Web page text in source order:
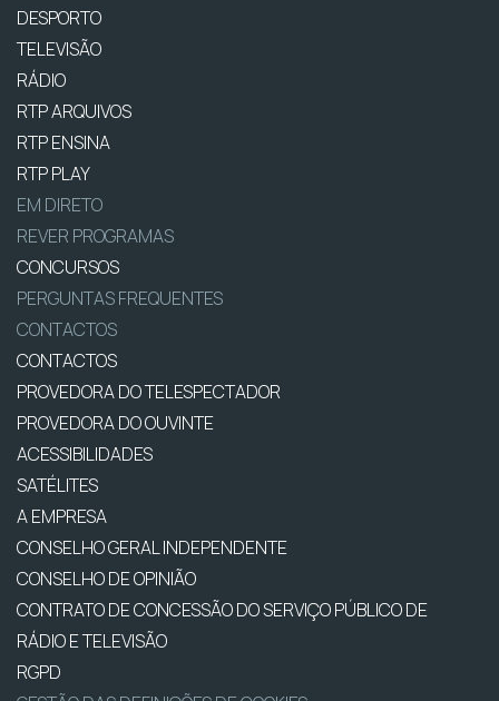
DESPORTO
TELEVISÃO
RÁDIO
RTP ARQUIVOS
RTP ENSINA
RTP PLAY
EM DIRETO
REVER PROGRAMAS
CONCURSOS
PERGUNTAS FREQUENTES
CONTACTOS
CONTACTOS
PROVEDORA DO TELESPECTADOR
PROVEDORA DO OUVINTE
ACESSIBILIDADES
SATÉLITES
A EMPRESA
CONSELHO GERAL INDEPENDENTE
CONSELHO DE OPINIÃO
CONTRATO DE CONCESSÃO DO SERVIÇO PÚBLICO DE
RÁDIO E TELEVISÃO
RGPD